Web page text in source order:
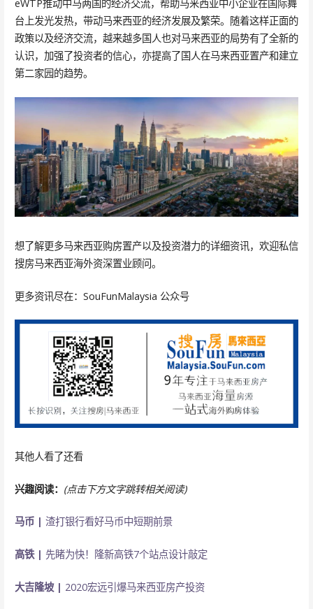
eWTP推动中马两国的经济交流，帮助马来西亚中小企业在国际舞
台上发光发热，带动马来西亚的经济发展及繁荣。随着这样正面的
政策以及经济交流，越来越多国人也对马来西亚的局势有了全新的
认识，加强了投资者的信心，亦提高了国人在马来西亚置产和建立
第二家园的趋势。
想了解更多马来西亚购房置产以及投资潜力的详细资讯，欢迎私信
搜房马来西亚海外资深置业顾问。
更多资讯尽在：SouFunMalaysia 公众号
其他人看了还看
兴趣阅读： (点击下方文字跳转相关阅读)
马币 | 渣打银行看好马币中短期前景
高铁 | 先睹为快！隆新高铁7个站点设计敲定
大吉隆坡 | 2020宏远引爆马来西亚房产投资